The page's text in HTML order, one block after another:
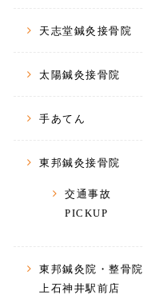
天志堂鍼灸接骨院
太陽鍼灸接骨院
手あてん
東邦鍼灸接骨院
交通事故
PICKUP
東邦鍼灸院・整骨院
上石神井駅前店